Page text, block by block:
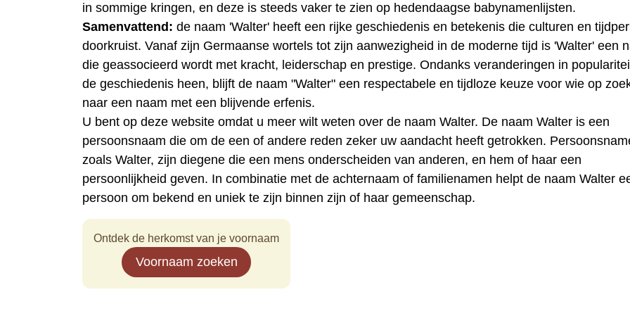
in sommige kringen, en deze is steeds vaker te zien op hedendaagse babynamenlijsten.
Samenvattend: de naam 'Walter' heeft een rijke geschiedenis en betekenis die culturen en
doorkruist. Vanaf zijn Germaanse wortels tot zijn aanwezigheid in de moderne tijd is 'Walter' een
die geassocieerd wordt met kracht, leiderschap en prestige. Ondanks veranderingen in
de geschiedenis heen, blijft de naam "Walter" een respectabele en tijdloze keuze voor wie op
naar een naam met een blijvende erfenis.
U bent op deze website omdat u meer wilt weten over de naam Walter. De naam Walter is een
persoonsnaam die om de een of andere reden zeker uw aandacht heeft getrokken.
zoals Walter, zijn diegene die een mens onderscheiden van anderen, en hem of haar een
persoonlijkheid geven. In combinatie met de achternaam of familienamen helpt de naam Walter
persoon om bekend en uniek te zijn binnen zijn of haar gemeenschap.
Ontdek de herkomst van je voornaam
Voornaam zoeken